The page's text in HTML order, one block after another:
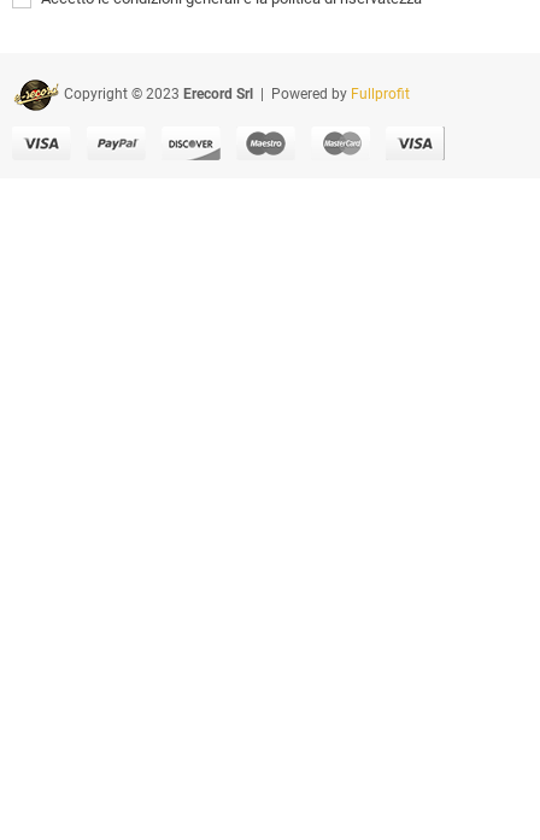
Copyright © 2023 Erecord Srl | Powered by Fullprofit